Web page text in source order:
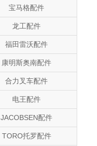
宝马格配件
龙工配件
福田雷沃配件
康明斯奥南配件
合力叉车配件
电王配件
JACOBSEN配件
TORO托罗配件